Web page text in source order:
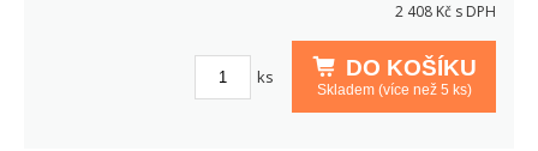
2 408 Kč s DPH
DO KOŠÍKU
Skladem (více než 5 ks)
ks